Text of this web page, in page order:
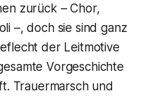
zurück – Chor,
–, doch sie sind ganz
der Leitmotive
Vorgeschichte
Trauermarsch und